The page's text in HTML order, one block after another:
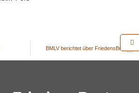
BMLV berichtet über FriedensBrot